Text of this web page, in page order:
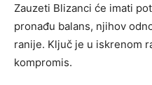
Zauzeti Blizanci će imati
pronađu balans, njihov
ranije. Ključ je u iskrenom
kompromis.